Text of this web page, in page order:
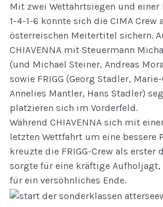
Mit zwei Wettahrtsiegen und einer
1-4-1-6 konnte sich die CIMA Crew
österreischen Meitertitel sichern.
CHIAVENNA mit Steuermann
(und Michael Steiner, Andreas
sowie FRIGG (Georg Stadler,
Annelies Mantler, Hans Stadler)
platzieren sich im Vorderfeld.
Während CHIAVENNA sich mit
letzten Wettfahrt um eine bessere
kreuzte die FRIGG-Crew als erster
sorgte für eine kräftige
für ein versöhnliches Ende.